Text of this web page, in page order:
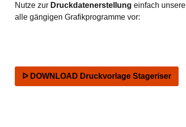
Nutze zur Druckdatenerstellung einfach unsere
alle gängigen Grafikprogramme vor:
ᐅ DOWNLOAD Druckvorlage Stageriser